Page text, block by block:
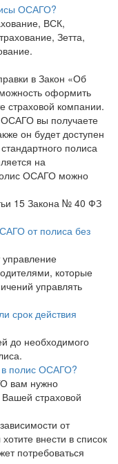
ОСАГО?
ВСК,
Зетта,
в Закон «Об
оформить
компании.
вы получаете
он будет доступен
полиса
на
ОСАГО можно
15 Закона № 40 ФЗ
от полиса без
которые
управлять
срок действия
до необходимого
в полис ОСАГО?
вам нужно
Вашей страховой
от
внести в список
потребоваться